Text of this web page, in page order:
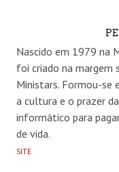
Nascido em 1979 na
foi criado na margem
Ministars. Formou-se
a cultura e o prazer
informático para
de vida.
SITE